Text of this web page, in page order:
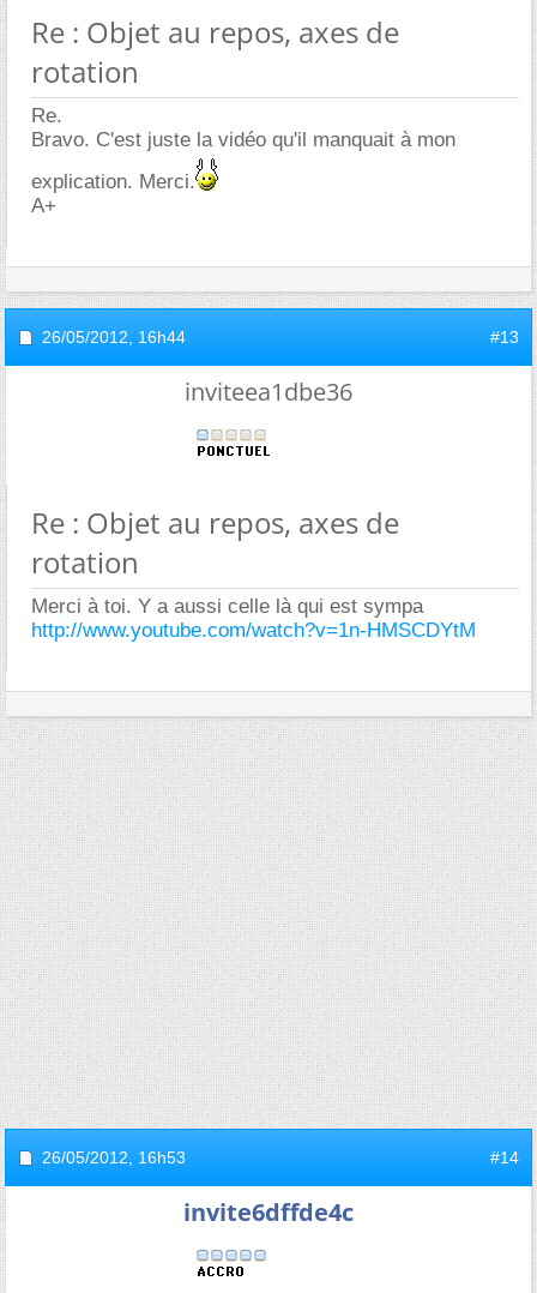
Re : Objet au repos, axes de
rotation
Re.
Bravo. C'est juste la vidéo qu'il manquait à mon
explication. Merci.
A+
26/05/2012, 16h44 #13
inviteea1dbe36
Re : Objet au repos, axes de
rotation
Merci à toi. Y a aussi celle là qui est sympa
http://www.youtube.com/watch?v=1n-HMSCDYtM
26/05/2012, 16h53 #14
invite6dffde4c